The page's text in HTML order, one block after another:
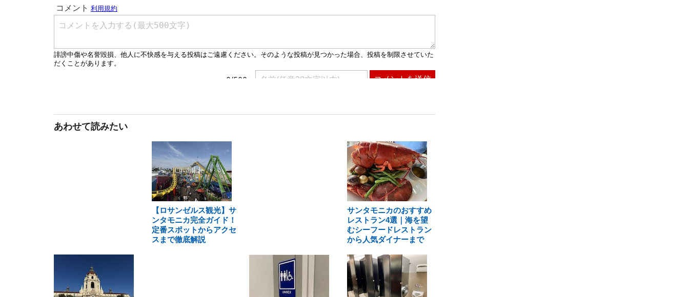
あわせて読みたい
【ロサンゼルス観光】サ
ンタモニカ完全ガイド！
定番スポットからアクセ
スまで徹底解説
サンタモニカのおすすめ
レストラン4選｜海を望
むシーフードレストラン
から人気ダイナーまで